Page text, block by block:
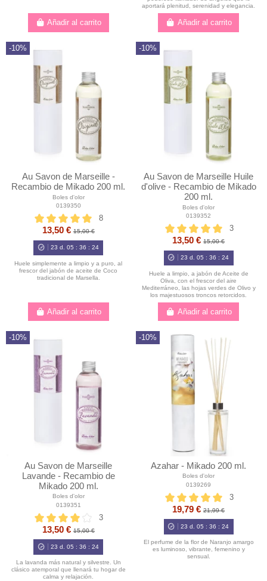
Añadir al carrito
aportará plenitud, serenidad y elegancia.
Añadir al carrito
-10%
Au Savon de Marseille -
Recambio de Mikado 200 ml.
Boles d'olor
0139350
8
13,50 €15,00 €
23 d. 05 : 36 : 23
Huele simplemente a limpio y a puro, al
frescor del jabón de aceite de Coco
tradicional de Marsella.
Añadir al carrito
-10%
Au Savon de Marseille Huile
d'olive - Recambio de Mikado
200 ml.
Boles d'olor
0139352
3
13,50 €15,00 €
23 d. 05 : 36 : 23
Huele a limpio, a jabón de Aceite de
Oliva, con el frescor del aire
Mediterráneo, las hojas verdes de Olivo y
los majestuosos troncos retorcidos.
Añadir al carrito
-10%
Au Savon de Marseille
Lavande - Recambio de
Mikado 200 ml.
Boles d'olor
0139351
3
13,50 €15,00 €
23 d. 05 : 36 : 23
La lavanda más natural y silvestre. Un
clásico atemporal que llenará tu hogar de
calma y relajación.
-10%
Azahar - Mikado 200 ml.
Boles d'olor
0139269
3
19,79 €21,99 €
23 d. 05 : 36 : 23
El perfume de la flor de Naranjo amargo
es luminoso, vibrante, femenino y
sensual.